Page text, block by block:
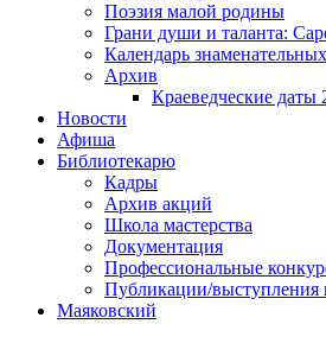
Поэзия малой родины
Грани души и таланта:
Календарь
Архив
Краеведческие даты
Новости
Афиша
Библиотекарю
Кадры
Архив акций
Школа мастерства
Документация
Профессиональные
Публикации/
Маяковский